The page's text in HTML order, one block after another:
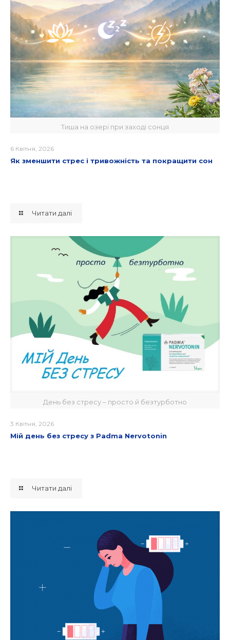
Тиша на озері при заході сонця
6 Квітня, 2026
Як зменшити стрес і тривожність та покращити сон
Читати далі
День без стресу – просто й безтурботно
3 Квітня, 2026
Мій день без стресу з Padma Nervotonin
Читати далі